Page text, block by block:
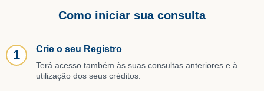
Como iniciar sua consulta
1 Crie o seu Registro
Terá acesso também às suas consultas anteriores e à
utilização dos seus créditos.